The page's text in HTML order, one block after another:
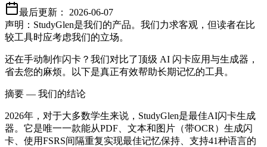
最后更新：
2026-06-07
声明：StudyGlen是我们的产品。我们力求客观，但读者在比
较工具时应考虑我们的立场。
还在手动制作闪卡？我们对比了顶级 AI 闪卡应用与生成器，
省去您的麻烦。以下是真正有效帮助长期记忆的工具。
摘要 — 我们的结论
2026年，对于大多数学生来说，StudyGlen是最佳AI闪卡生成
器。它是唯一一款能从PDF、文本和图片（带OCR）生成闪
卡、使用FSRS间隔重复实现最佳记忆保持、支持41种语言的